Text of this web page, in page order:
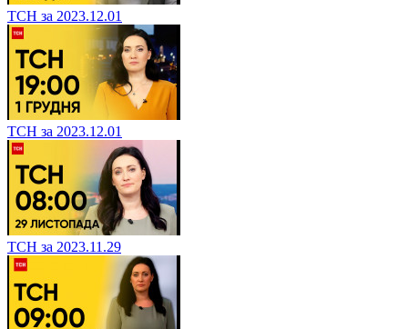
ТСН за 2023.12.01
ТСН за 2023.12.01
ТСН за 2023.11.29